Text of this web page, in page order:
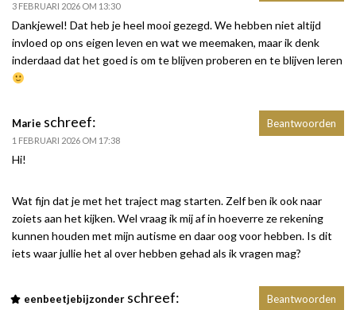
3 FEBRUARI 2026 OM 13:30
Dankjewel! Dat heb je heel mooi gezegd. We hebben niet altijd
invloed op ons eigen leven en wat we meemaken, maar ik denk
inderdaad dat het goed is om te blijven proberen en te blijven leren
Marie schreef:
1 FEBRUARI 2026 OM 17:38
Hi!
Wat fijn dat je met het traject mag starten. Zelf ben ik ook naar
zoiets aan het kijken. Wel vraag ik mij af in hoeverre ze rekening
kunnen houden met mijn autisme en daar oog voor hebben. Is dit
iets waar jullie het al over hebben gehad als ik vragen mag?
Beantwoorden
eenbeetjebijzonder schreef: Beantwoorden